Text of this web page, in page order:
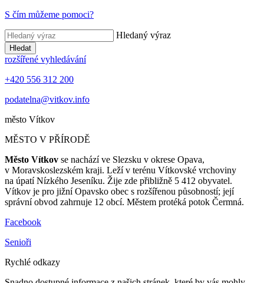
S čím můžeme pomoci?
Hledaný výraz
Hledat
rozšířené vyhledávání
+420 556 312 200
podatelna@vitkov.info
město Vítkov
MĚSTO V PŘÍRODĚ
Město Vítkov se nachází ve Slezsku v okrese Opava,
v Moravskoslezském kraji. Leží v terénu Vítkovské vrchoviny
na úpatí Nízkého Jeseníku. Žije zde přibližně 5 412 obyvatel.
Vítkov je pro jižní Opavsko obec s rozšířenou působností; její
správní obvod zahrnuje 12 obcí. Městem protéká potok Čermná.
Facebook
Senioři
Rychlé odkazy